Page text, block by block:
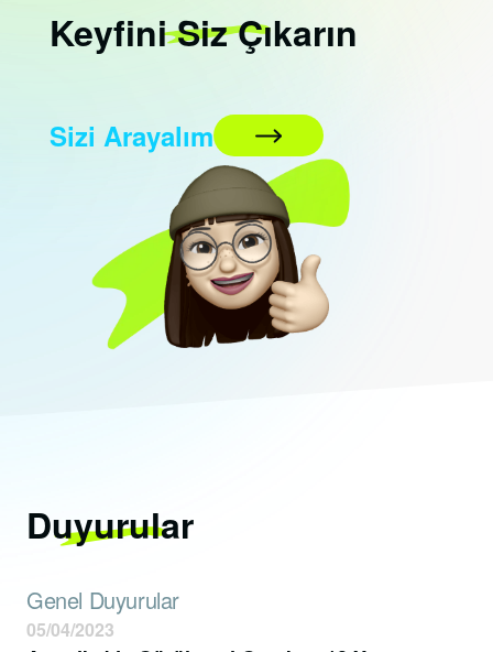
KeyfiniSizÇıkarın
Sizi Arayalım
Duyurular
Genel Duyurular
05/04/2023